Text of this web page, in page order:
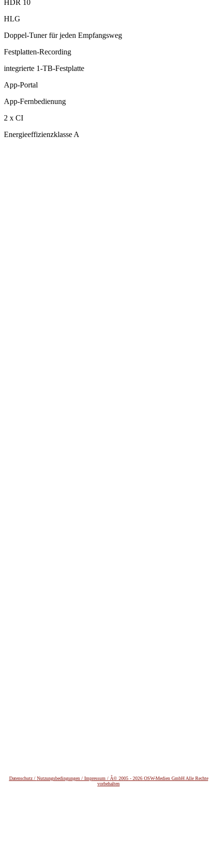
HDR 10
HLG
Doppel-Tuner für jeden Empfangsweg
Festplatten-Recording
integrierte 1-TB-Festplatte
App-Portal
App-Fernbedienung
2 x CI
Energieeffizienzklasse A
Datenschutz / Nutzungsbedingungen / Impressum / Â© 2005 - 2026 OSW-Medien GmbH Alle Rechte
vorbehalten